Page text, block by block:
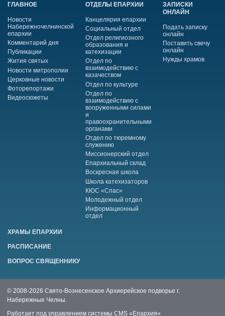
ГЛАВНОЕ
Новости
Набережночелнинской
епархии
Комментарий дня
Публикации
Жития святых
Новости митрополии
Церковные новости
Фоторепортажи
Видеосюжеты
ОТДЕЛЫ ЕПАРХИИ
Канцелярия епархии
Социальный отдел
Отдел религиозного
образования и
катехизации
Отдел по
взаимодействию с
казачеством
Отдел по культуре
Отдел по
взаимодействию с
вооруженными силами
и
правоохранительными
органами
Отдел по тюремному
служению
Миссионерский отдел
Епархиальный склад
Воскресная школа
Школа катехизаторов
КЮС «Спас»
Молодежный отдел
Информационный
отдел
ЗАПИСКИ
ОНЛАЙН
Подать записку
онлайн
Поставить свечу
онлайн
Нужды храмов
ХРАМЫ ЕПАРХИИ
РАСПИСАНИЕ
ВОПРОС СВЯЩЕННИКУ
© 2008-2026 Свято-Вознесенское Архиерейское подворье г.
Набережные Челны.
Работает под управлением системы CMS «Епархия»